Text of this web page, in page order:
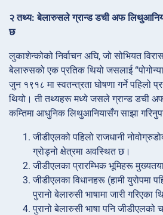
२ तथ्य: बेलारुसले ग्रान्ड डची अफ
छ
लुकाशेन्कोको निर्वाचन अघि, जो सोभियत
बेलारुसको एक प्रतिक थियो जसलाई
जुन १९१८ मा स्वतन्त्रता घोषणा गर्ने पहिलो
थियो। ती तथ्यहरू मध्ये जसले ग्रान्ड डची
कम्तिमा आधुनिक लिथुआनियासँग साझा
जीडीएलको पहिलो राजधानी
ग्रोड्नो क्षेत्रमा अवस्थित छ।
जीडीएलका प्रारम्भिक भूमिहरू
जीडीएलका विधानहरू (हामी युरोपमा
पुरानो बेलारुसी भाषामा जारी गरिएका
पुरानो बेलारुसी भाषा पनि जीडीएलको